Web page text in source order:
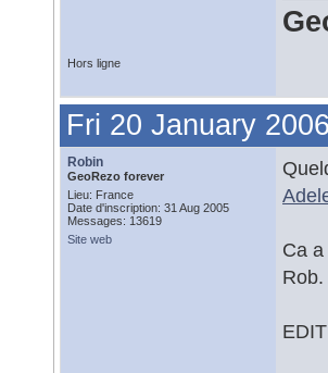
Hors ligne
Fri 20 January
Robin
GeoRezo forever
Lieu: France
Date d'inscription: 31 Aug 2005
Messages: 13619
Site web
Ca
Rob.